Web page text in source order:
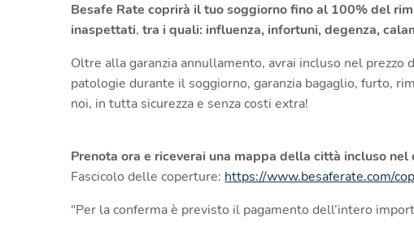
Besafe Rate coprirà il tuo soggiorno fino al 100% del
inaspettati,tra i quali: influenza, infortuni, degenza,
Oltre alla garanzia annullamento, avrai incluso nel
patologie durante il soggiorno, garanzia bagaglio, furto,
noi, in tutta sicurezza e senza costi extra!
Prenota ora e riceverai una mappa della città incluso
Fascicolo delle coperture: https://www.besaferate.com/
"Per la conferma è previsto il pagamento dell’intero